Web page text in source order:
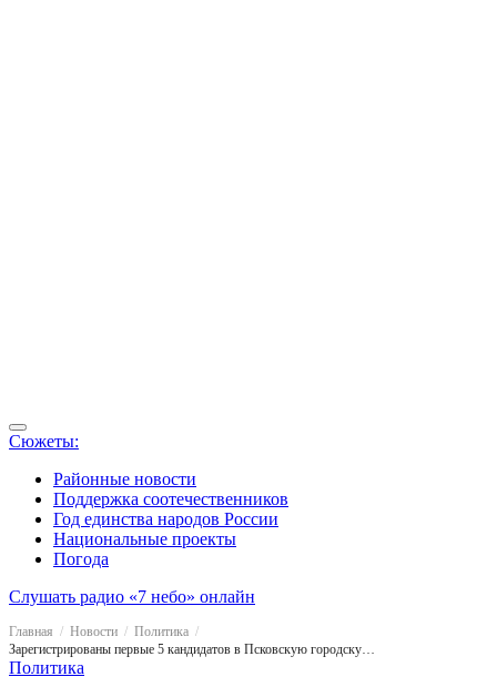
Сюжеты:
Районные новости
Поддержка соотечественников
Год единства народов России
Национальные проекты
Погода
Слушать радио «7 небо» онлайн
Главная Новости
Политика
Зарегистрированы первые 5 кандидатов в Псковскую городскую Думу
Политика